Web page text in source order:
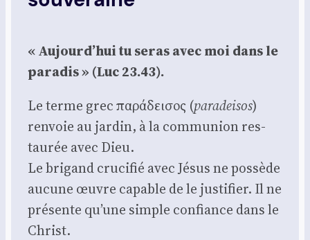
« Aujourd’hui tu seras avec moi dans le
para­dis » (Luc 23.43).
Le terme grec παράδεισος (para­dei­sos)
ren­voie au jar­din, à la com­mu­nion res­
tau­rée avec Dieu.
Le bri­gand cru­ci­fié avec Jésus ne pos­sède
aucune œuvre capable de le jus­ti­fier. Il ne
pré­sente qu’une simple confiance dans le
Christ.